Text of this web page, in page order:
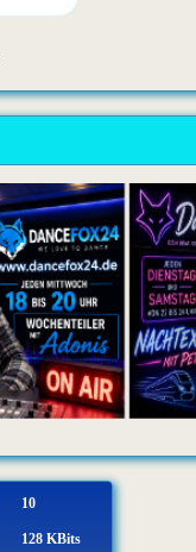
10
128 KBits